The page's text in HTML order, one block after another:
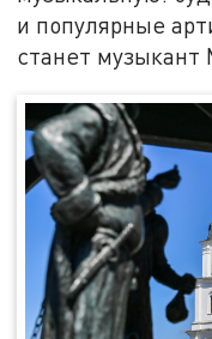
и популярные
станет